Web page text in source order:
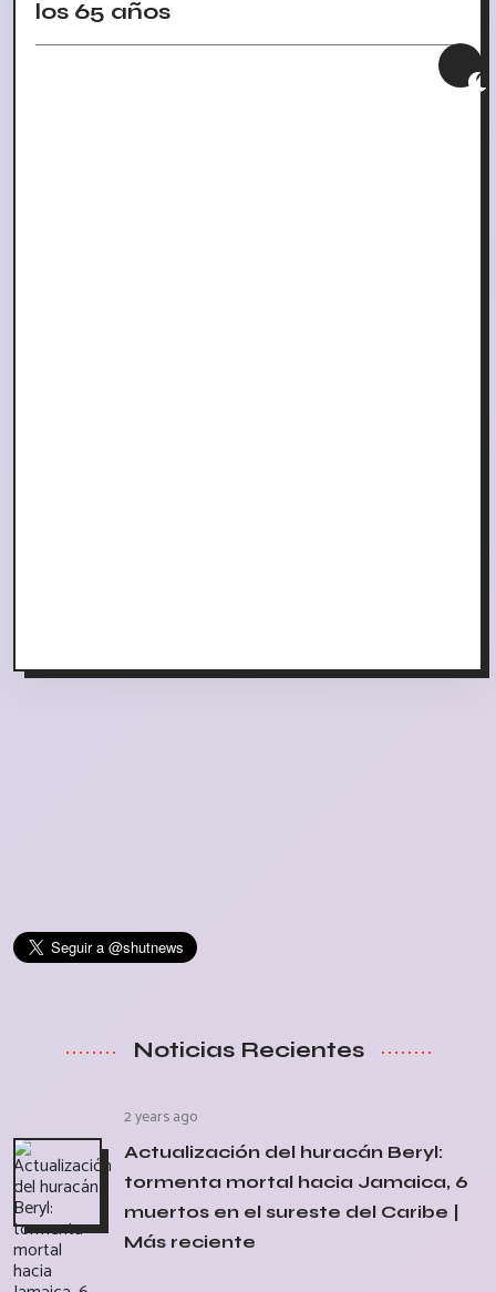
los 65 años
Noticias Recientes
2 years ago
Actualización del huracán Beryl:
tormenta mortal hacia Jamaica, 6
muertos en el sureste del Caribe |
Más reciente